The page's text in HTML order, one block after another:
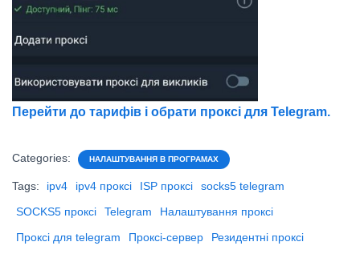
Перейти до тарифів і обрати проксі для Telegram.
Categories: НАЛАШТУВАННЯ В ПРОГРАМАХ
Tags: ipv4 ipv4 проксі ISP проксі
socks5 telegram
SOCKS5 проксі
Telegram
Налаштування проксі
Проксі для telegram
Проксі-сервер Резидентні проксі